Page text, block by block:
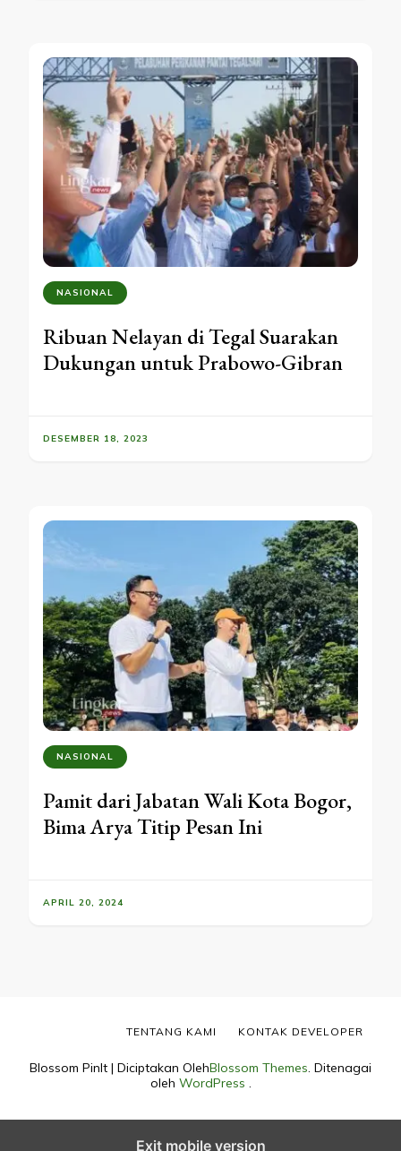
NASIONAL
Ribuan Nelayan di Tegal Suarakan
Dukungan untuk Prabowo-Gibran
DESEMBER 18, 2023
NASIONAL
Pamit dari Jabatan Wali Kota Bogor,
Bima Arya Titip Pesan Ini
APRIL 20, 2024
Blossom PinIt | Diciptakan OlehBlossom Themes. Ditenagai
oleh WordPress .
TENTANG KAMI KONTAK DEVELOPER
Exit mobile version